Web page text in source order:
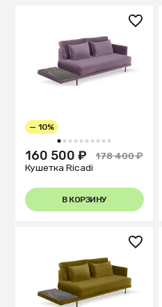
1 2 3 4 5 6 7 8 9 10
— 10%
160 500 ₽
178 400 ₽
Кушетка Ricadi
В КОРЗИНУ